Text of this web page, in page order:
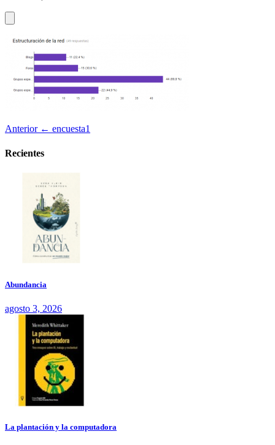
Anterior ← encuesta1
Recientes
Abundancia
agosto 3, 2026
La plantación y la computadora